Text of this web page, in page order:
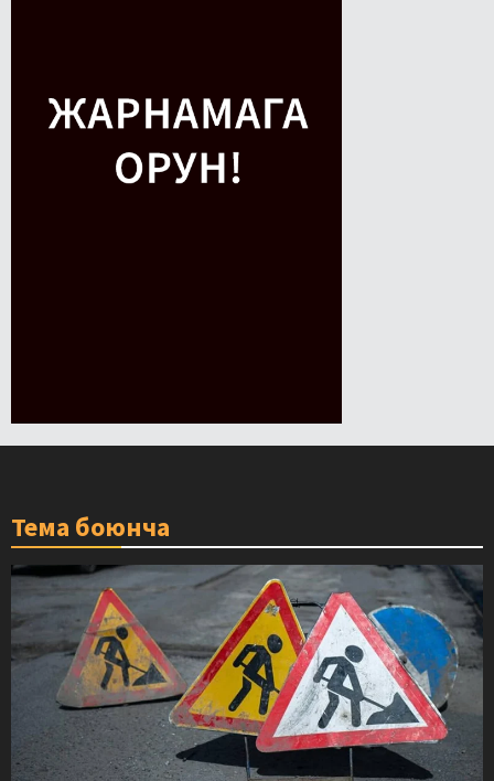
Тема боюнча